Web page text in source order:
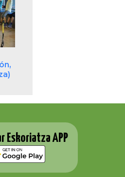
Eskoriatza APP